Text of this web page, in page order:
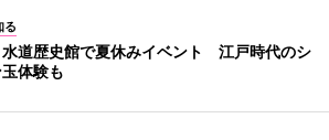
る
道歴史館で夏休みイベント 江戸時代のシ
体験も